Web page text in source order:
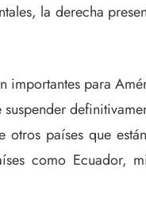
la derecha
para
países que
como Ecuador,